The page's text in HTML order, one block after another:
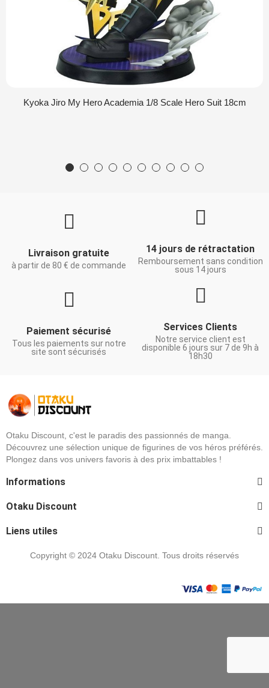
Kyoka Jiro My Hero Academia 1/8 Scale Hero Suit 18cm
Livraison gratuite
à partir de 80 € de commande
14 jours de rétractation
Remboursement sans condition
sous 14 jours
Paiement sécurisé
Tous les paiements sur notre
site sont sécurisés
Services Clients
Notre service client est
disponible 6 jours sur 7 de 9h à
18h30
Otaku Discount, c'est le paradis des passionnés de manga.
Découvrez une sélection unique de figurines de vos héros préférés.
Plongez dans vos univers favoris à des prix imbattables !
Informations
Otaku Discount
Liens utiles
Copyright © 2024 Otaku Discount. Tous droits réservés